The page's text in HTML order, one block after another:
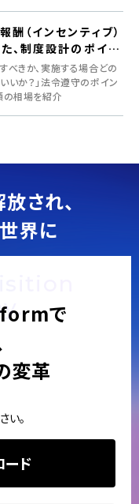
酬（インセンティブ）
、制度設計のポイン
べきか、実施する場合どの
いか？」法令遵守のポイン
の相場を紹介
され、
界に
で
変革
い。
ード